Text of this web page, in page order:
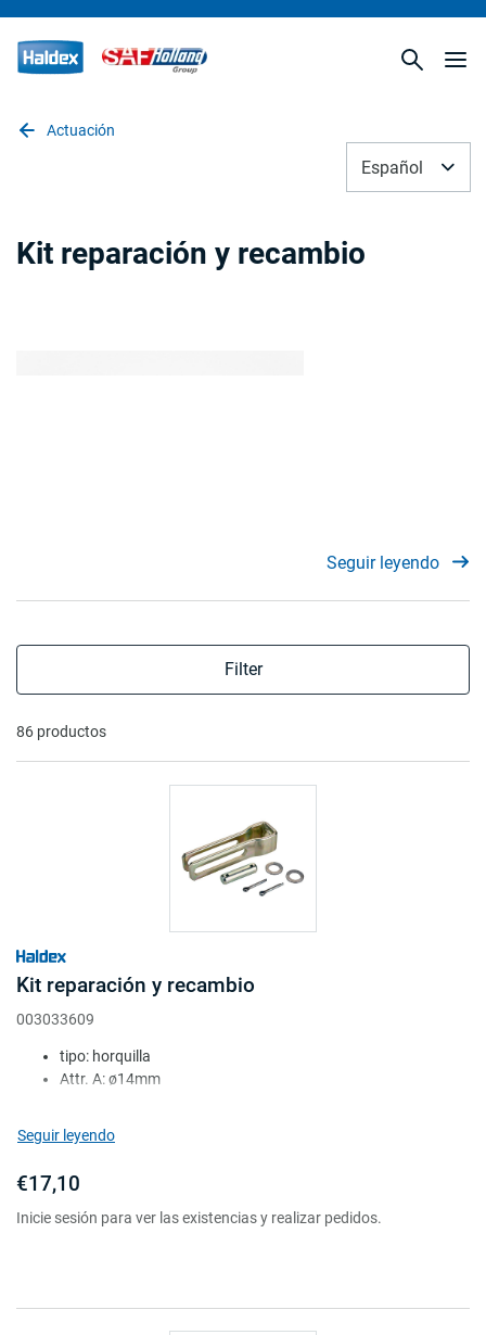
Actuación
Español
Kit reparación y recambio
Seguir leyendo
Filter
86 productos
Kit reparación y recambio
003033609
tipo: horquilla
Attr. A: ø14mm
Attr. D: comprim.
Seguir leyendo
€17,10
Inicie sesión para ver las existencias y realizar pedidos.